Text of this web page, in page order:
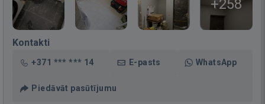
+258
Kontakti
+371 *** *** 14 E-pasts WhatsApp
Piedāvāt pasūtījumu